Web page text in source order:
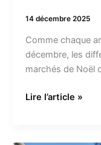
14 décembre 2025
Comme chaque
décembre, les
marchés de Noël
Lire l’article »